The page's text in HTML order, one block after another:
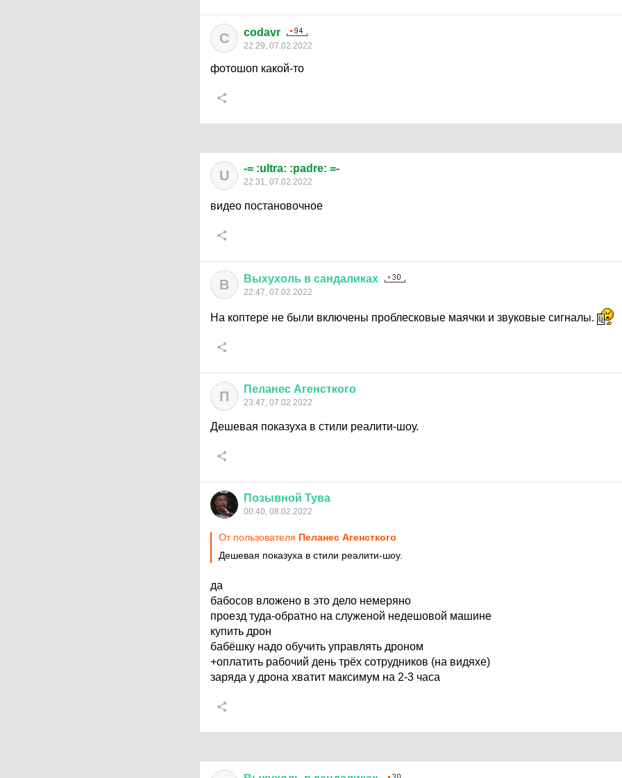
C codavr
22:29, 07.02.2022
фотошоп какой-то
U -= :ultra: :padre: =-
22:31, 07.02.2022
видео постановочное
В Выхухоль в сандаликах
22:47, 07.02.2022
На коптере не были включены проблесковые маячки и звуковые сигналы.
П Пеланес Агенсткого
23:47, 07.02.2022
Дешевая показуха в стили реалити-шоу.
Позывной Тува
00:40, 08.02.2022
От пользователя Пеланес Агенсткого
Дешевая показуха в стили реалити-шоу.
да
бабосов вложено в это дело немеряно
проезд туда-обратно на служеной недешовой машине
купить дрон
бабёшку надо обучить управлять дроном
+оплатить рабочий день трёх сотрудников (на видяхе)
заряда у дрона хватит максимум на 2-3 часа